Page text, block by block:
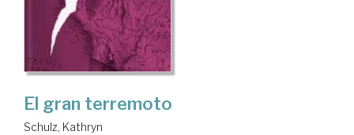
El gran terremoto
Schulz, Kathryn